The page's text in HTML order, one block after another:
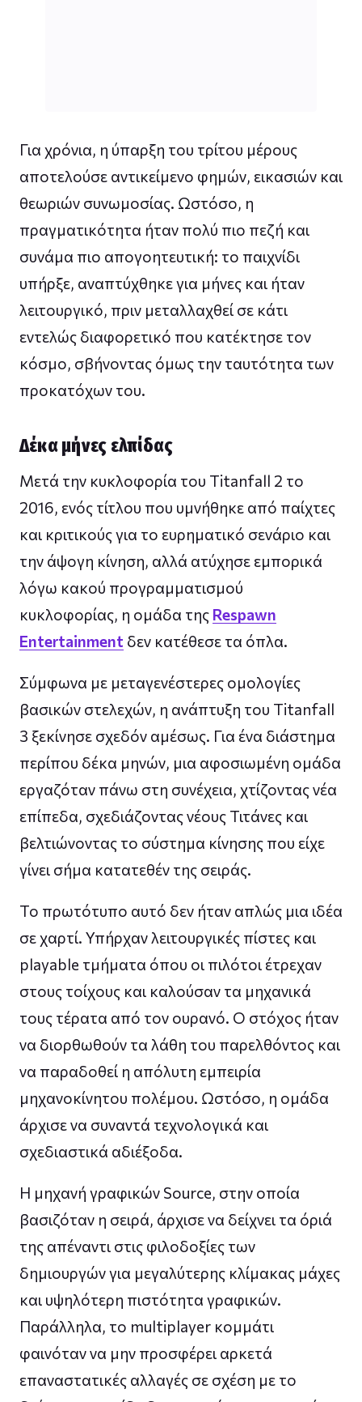
Για χρόνια, η ύπαρξη του τρίτου μέρους
αποτελούσε αντικείμενο φημών, εικασιών και
θεωριών συνωμοσίας. Ωστόσο, η
πραγματικότητα ήταν πολύ πιο πεζή και
συνάμα πιο απογοητευτική: το παιχνίδι
υπήρξε, αναπτύχθηκε για μήνες και ήταν
λειτουργικό, πριν μεταλλαχθεί σε κάτι
εντελώς διαφορετικό που κατέκτησε τον
κόσμο, σβήνοντας όμως την ταυτότητα των
προκατόχων του.
Δέκα μήνες ελπίδας
Μετά την κυκλοφορία του Titanfall 2 το
2016, ενός τίτλου που υμνήθηκε από παίχτες
και κριτικούς για το ευρηματικό σενάριο και
την άψογη κίνηση, αλλά ατύχησε εμπορικά
λόγω κακού προγραμματισμού
κυκλοφορίας, η ομάδα της Respawn
Entertainment δεν κατέθεσε τα όπλα.
Σύμφωνα με μεταγενέστερες ομολογίες
βασικών στελεχών, η ανάπτυξη του Titanfall
3 ξεκίνησε σχεδόν αμέσως. Για ένα διάστημα
περίπου δέκα μηνών, μια αφοσιωμένη ομάδα
εργαζόταν πάνω στη συνέχεια, χτίζοντας νέα
επίπεδα, σχεδιάζοντας νέους Τιτάνες και
βελτιώνοντας το σύστημα κίνησης που είχε
γίνει σήμα κατατεθέν της σειράς.
Το πρωτότυπο αυτό δεν ήταν απλώς μια ιδέα
σε χαρτί. Υπήρχαν λειτουργικές πίστες και
playable τμήματα όπου οι πιλότοι έτρεχαν
στους τοίχους και καλούσαν τα μηχανικά
τους τέρατα από τον ουρανό. Ο στόχος ήταν
να διορθωθούν τα λάθη του παρελθόντος και
να παραδοθεί η απόλυτη εμπειρία
μηχανοκίνητου πολέμου. Ωστόσο, η ομάδα
άρχισε να συναντά τεχνολογικά και
σχεδιαστικά αδιέξοδα.
Η μηχανή γραφικών Source, στην οποία
βασιζόταν η σειρά, άρχισε να δείχνει τα όριά
της απέναντι στις φιλοδοξίες των
δημιουργών για μεγαλύτερης κλίμακας μάχες
και υψηλότερη πιστότητα γραφικών.
Παράλληλα, το multiplayer κομμάτι
φαινόταν να μην προσφέρει αρκετά
επαναστατικές αλλαγές σε σχέση με το